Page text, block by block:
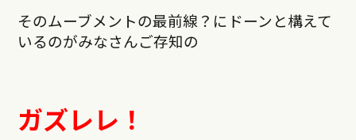
そのムーブメントの最前線？にドーンと構えて
いるのがみなさんご存知の
ガズレレ！